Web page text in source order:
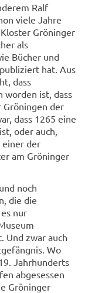
Ralf
viele Jahre
Gröninger
als
Bücher und
hat. Aus
dass
worden ist, dass
Gröningen der
dass 1265 eine
oder auch,
einer der
am Gröninger
noch
die die
nur
Und zwar auch
Wo
Jahrhunderts
abgesessen
Gröninger